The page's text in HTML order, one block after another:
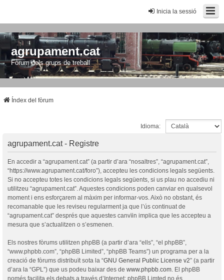
Inicia la sessió
agrupament.cat
Fòrum dels grups de treball
Índex del fòrum
Idioma:
agrupament.cat - Registre
En accedir a “agrupament.cat” (a partir d’ara “nosaltres”, “agrupament.cat”,
“https://www.agrupament.cat/foro”), accepteu les condicions legals següents.
Si no accepteu totes les condicions legals següents, si us plau no accediu ni
utilitzeu “agrupament.cat”. Aquestes condicions poden canviar en qualsevol
moment i ens esforçarem al màxim per informar-vos. Això no obstant, és
recomanable que les reviseu regularment ja que l’ús continuat de
“agrupament.cat” després que aquestes canvïin implica que les accepteu a
mesura que s’actualitzen o s’esmenen.
Els nostres fòrums utilitzen phpBB (a partir d’ara “ells”, “el phpBB”,
“www.phpbb.com”, “phpBB Limited”, “phpBB Teams”) un programa per a la
creació de fòrums distribuït sota la “GNU General Public License v2” (a partir
d’ara la “GPL”) que us podeu baixar des de www.phpbb.com . El phpBB
només facilita els debats a través d’Internet; phpBB Limted no és